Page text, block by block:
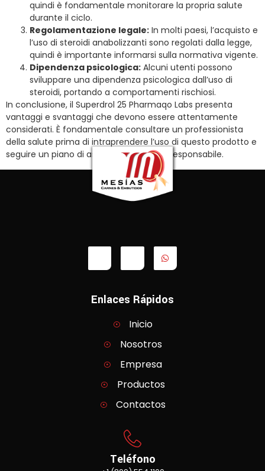
quindi è fondamentale monitorare la propria salute
durante il ciclo.
Regolamentazione legale: In molti paesi, l’acquisto e
l’uso di steroidi anabolizzanti sono regolati dalla legge,
quindi è importante informarsi sulla normativa vigente.
Dipendenza psicologica: Alcuni utenti possono
sviluppare una dipendenza psicologica dall’uso di
steroidi, portando a comportamenti rischiosi.
In conclusione, il Superdrol 25 Pharmaqo Labs presenta
vantaggi e svantaggi che devono essere attentamente
considerati. È fondamentale consultare un professionista
della salute prima di intraprendere l’uso di questo prodotto e
seguire un piano di assunzione sicuro e responsabile.
Enlaces Rápidos
Inicio
Nosotros
Empresa
Productos
Contactos
Teléfono